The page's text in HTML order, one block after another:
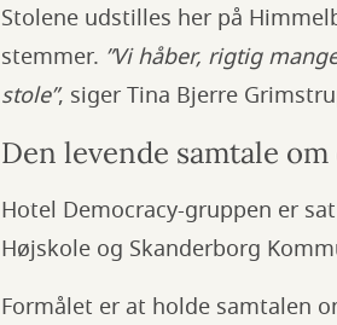
Stolene udstilles her på
stemmer. ”Vi håber, rigtig
stole”, siger Tina Bjerre
Den levende samtale
Hotel Democracy-gruppen er
Højskole og Skanderborg
Formålet er at holde samtalen